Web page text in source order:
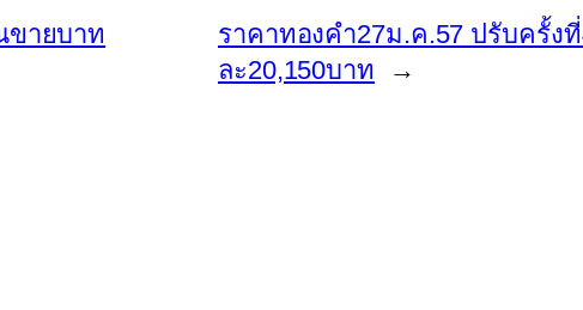
ขายบาท
ราคาทองคำ27ม.ค.57 ปรับครั้ง
ละ20,150บาท
→